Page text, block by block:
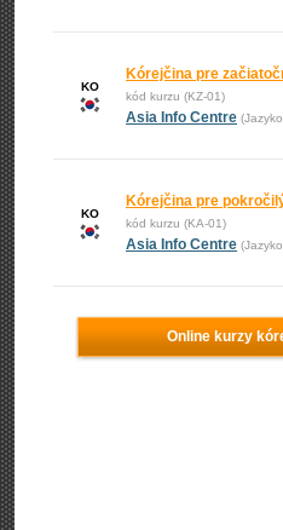
KO
Kórejčina pre
kód kurzu (KZ-01)
Asia Info Centre
KO
Kórejčina pre
kód kurzu (KA-01)
Asia Info Centre
Online kurzy